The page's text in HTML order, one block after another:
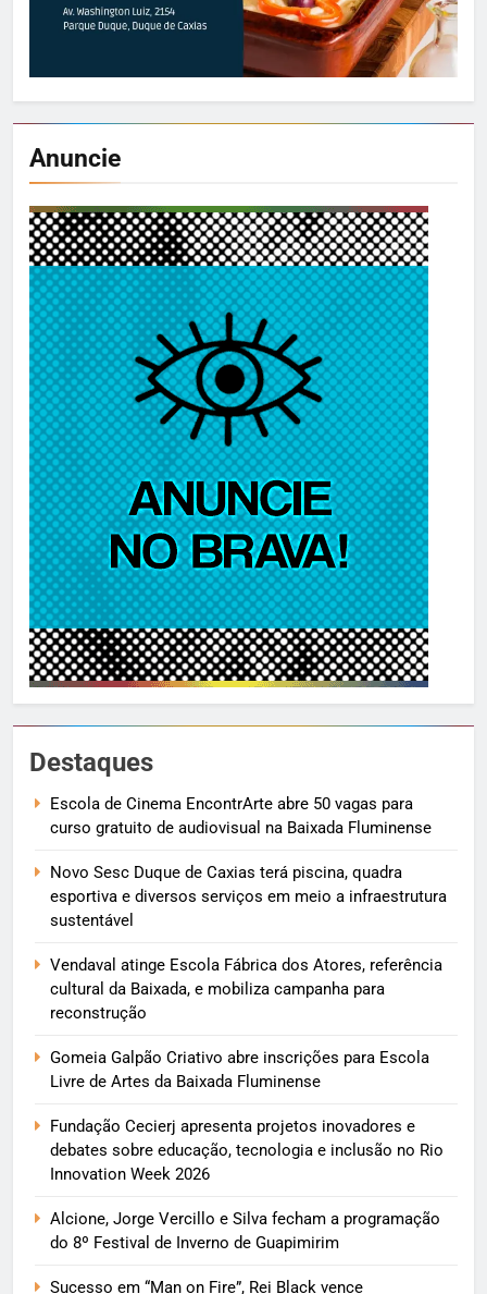
Anuncie
Destaques
Escola de Cinema EncontrArte abre 50 vagas para
curso gratuito de audiovisual na Baixada Fluminense
Novo Sesc Duque de Caxias terá piscina, quadra
esportiva e diversos serviços em meio a infraestrutura
sustentável
Vendaval atinge Escola Fábrica dos Atores, referência
cultural da Baixada, e mobiliza campanha para
reconstrução
Gomeia Galpão Criativo abre inscrições para Escola
Livre de Artes da Baixada Fluminense
Fundação Cecierj apresenta projetos inovadores e
debates sobre educação, tecnologia e inclusão no Rio
Innovation Week 2026
Alcione, Jorge Vercillo e Silva fecham a programação
do 8º Festival de Inverno de Guapimirim
Sucesso em “Man on Fire”, Rei Black vence